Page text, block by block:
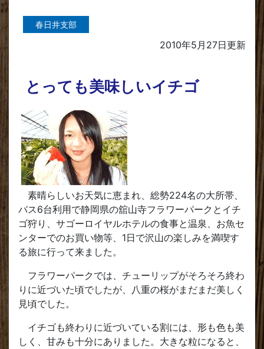
春日井支部
2010年5月27日更新
とっても美味しいイチゴ
素晴らしいお天気に恵まれ、総勢224名の大所帯、
バス6台利用で静岡県の舘山寺フラワーパークとイチ
ゴ狩り、サゴーロイヤルホテルの食事と温泉、お魚セ
ンターでのお買い物等、1日で沢山の楽しみを満喫す
る旅に行って来ました。
フラワーパークでは、チューリップがそろそろ終わ
りに近づいた頃でしたが、八重の桜がまだまだ美しく
見頃でした。
イチゴも終わりに近づいている割には、形も色も美
しく、甘みも十分にありました。大きな粒になると、